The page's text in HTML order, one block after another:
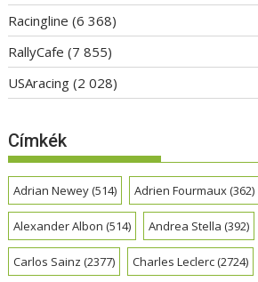
Racingline (6 368)
RallyCafe (7 855)
USAracing (2 028)
Címkék
Adrian Newey(514) Adrien Fourmaux(362)
Alexander Albon (514) Andrea Stella (392)
Carlos Sainz (2377) Charles Leclerc(2724)